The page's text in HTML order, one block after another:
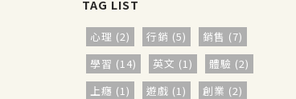
心理 (2) 行銷 (5)
銷售 (7)
學習 (14)
英文 (1)
體驗 (2)
上癮 (1)
遊戲 (1)
創業 (2)